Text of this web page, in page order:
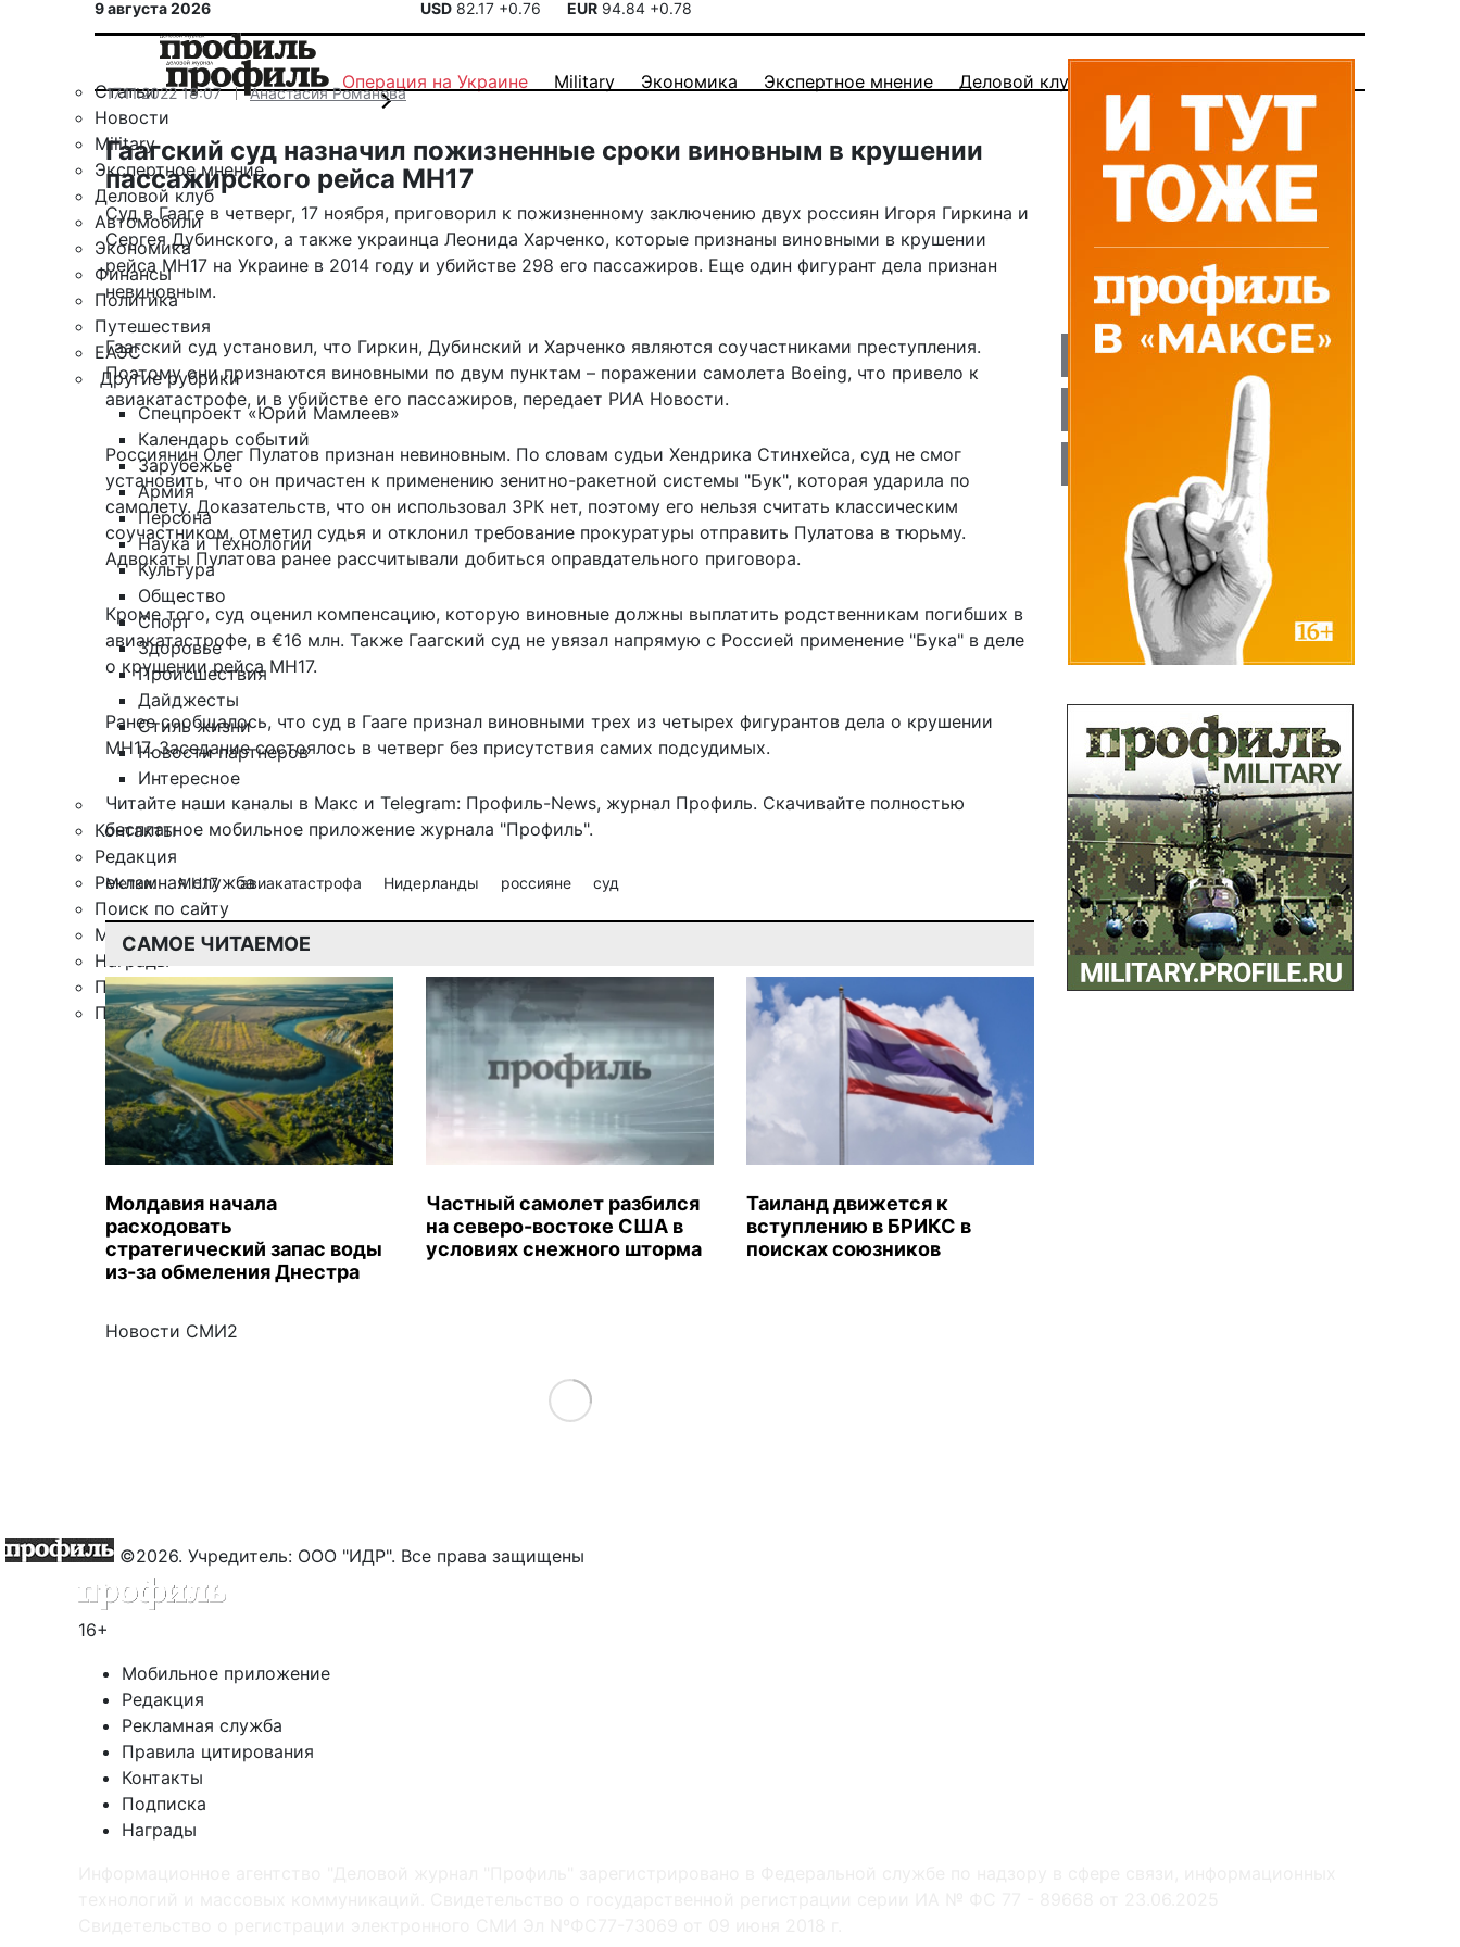
9 августа 2026 USD 82.17 +0.76 EUR 94.84 +0.78
Статьи
Новости
Military
Экспертное мнение
Деловой клуб
Автомобили
Экономика
Финансы
Политика
Путешествия
ЕАЭС
Другие рубрики
Спецпроект «Юрий Мамлеев»
Календарь событий
Зарубежье
Армия
Персона
Наука и Технологии
Культура
Общество
Спорт
Здоровье
Происшествия
Дайджесты
Стиль жизни
Новости партнеров
Интересное
Контакты
Редакция
Рекламная служба
Поиск по сайту
Мобильное приложение
Награды
Правила цитирования
Подписка
Операция на Украине Military Экономика Экспертное мнение Деловой клуб
17.11.2022 18:07 Анастасия Романова
Гаагский суд назначил пожизненные сроки виновным в крушении
пассажирского рейса MH17
Суд в Гааге в четверг, 17 ноября, приговорил к пожизненному заключению двух россиян Игоря Гиркина и
Сергея Дубинского, а также украинца Леонида Харченко, которые признаны виновными в крушении
рейса MH17 на Украине в 2014 году и убийстве 298 его пассажиров. Еще один фигурант дела признан
невиновным.
Гаагский суд установил, что Гиркин, Дубинский и Харченко являются соучастниками преступления.
Поэтому они признаются виновными по двум пунктам – поражении самолета Boeing, что привело к
авиакатастрофе, и в убийстве его пассажиров, передает РИА Новости.
Россиянин Олег Пулатов признан невиновным. По словам судьи Хендрика Стинхейса, суд не смог
установить, что он причастен к применению зенитно-ракетной системы "Бук", которая ударила по
самолету. Доказательств, что он использовал ЗРК нет, поэтому его нельзя считать классическим
соучастником, отметил судья и отклонил требование прокуратуры отправить Пулатова в тюрьму.
Адвокаты Пулатова ранее рассчитывали добиться оправдательного приговора.
Кроме того, суд оценил компенсацию, которую виновные должны выплатить родственникам погибших в
авиакатастрофе, в €16 млн. Также Гаагский суд не увязал напрямую с Россией применение "Бука" в деле
о крушении рейса MH17.
Ранее сообщалось, что суд в Гааге признал виновными трех из четырех фигурантов дела о крушении
MH17. Заседание состоялось в четверг без присутствия самих подсудимых.
Читайте наши каналы в Макс и Telegram: Профиль-News, журнал Профиль. Скачивайте полностью
бесплатное мобильное приложение журнала "Профиль".
Метки: MH17 авиакатастрофа Нидерланды россияне суд
САМОЕ ЧИТАЕМОЕ
Молдавия начала
расходовать
стратегический запас воды
из-за обмеления Днестра
Частный самолет разбился
на северо-востоке США в
условиях снежного шторма
Таиланд движется к
вступлению в БРИКС в
поисках союзников
Новости СМИ2
Load More
©2026. Учредитель: ООО "ИДР". Все права защищены
16+
Мобильное приложение
Редакция
Рекламная служба
Правила цитирования
Контакты
Подписка
Награды